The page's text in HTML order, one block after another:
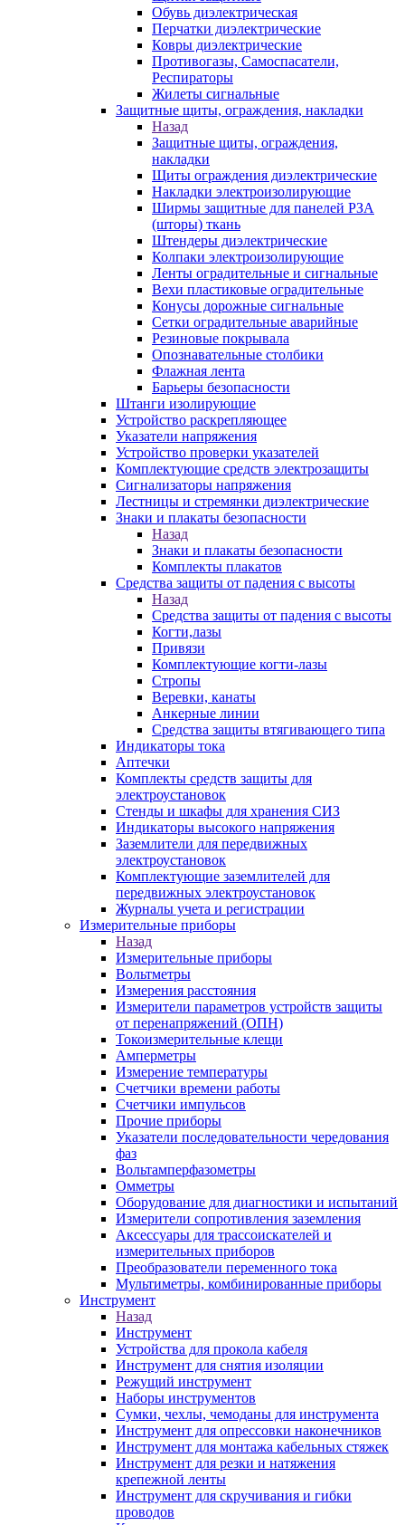
Обувь диэлектрическая
Перчатки диэлектрические
Ковры диэлектрические
Противогазы, Самоспасатели,
Респираторы
Жилеты сигнальные
Защитные щиты, ограждения, накладки
Назад
Защитные щиты, ограждения,
накладки
Щиты ограждения диэлектрические
Накладки электроизолирующие
Ширмы защитные для панелей РЗА
(шторы) ткань
Штендеры диэлектрические
Колпаки электроизолирующие
Ленты оградительные и сигнальные
Вехи пластиковые оградительные
Конусы дорожные сигнальные
Сетки оградительные аварийные
Резиновые покрывала
Опознавательные столбики
Флажная лента
Барьеры безопасности
Штанги изолирующие
Устройство раскрепляющее
Указатели напряжения
Устройство проверки указателей
Комплектующие средств электрозащиты
Сигнализаторы напряжения
Лестницы и стремянки диэлектрические
Знаки и плакаты безопасности
Назад
Знаки и плакаты безопасности
Комплекты плакатов
Средства защиты от падения с высоты
Назад
Средства защиты от падения с высоты
Когти,лазы
Привязи
Комплектующие когти-лазы
Стропы
Веревки, канаты
Анкерные линии
Средства защиты втягивающего типа
Индикаторы тока
Аптечки
Комплекты средств защиты для
электроустановок
Стенды и шкафы для хранения СИЗ
Индикаторы высокого напряжения
Заземлители для передвижных
электроустановок
Комплектующие заземлителей для
передвижных электроустановок
Журналы учета и регистрации
Измерительные приборы
Назад
Измерительные приборы
Вольтметры
Измерения расстояния
Измерители параметров устройств защиты
от перенапряжений (ОПН)
Токоизмерительные клещи
Амперметры
Измерение температуры
Счетчики времени работы
Счетчики импульсов
Прочие приборы
Указатели последовательности чередования
фаз
Вольтамперфазометры
Омметры
Оборудование для диагностики и испытаний
Измерители сопротивления заземления
Аксессуары для трассоискателей и
измерительных приборов
Преобразователи переменного тока
Мультиметры, комбинированные приборы
Инструмент
Назад
Инструмент
Устройства для прокола кабеля
Инструмент для снятия изоляции
Режущий инструмент
Наборы инструментов
Сумки, чехлы, чемоданы для инструмента
Инструмент для опрессовки наконечников
Инструмент для монтажа кабельных стяжек
Инструмент для резки и натяжения
крепежной ленты
Инструмент для скручивания и гибки
проводов